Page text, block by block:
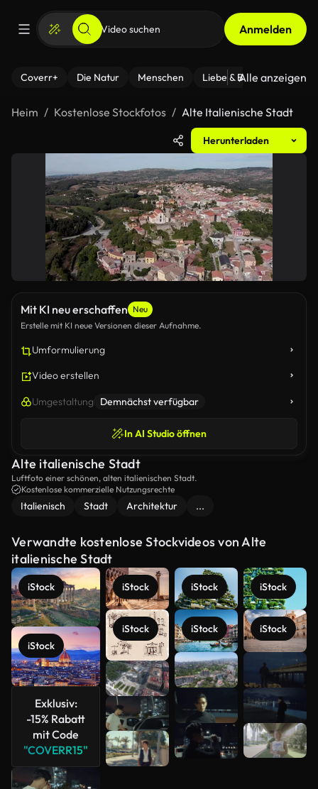
Anmelden
Coverr+ Die Natur Menschen Liebe & Beziehungen
Alle anzeigen
Heim Kostenlose Stockfotos Alte Italienische Stadt
Herunterladen
Mit KI neu erschaffen Neu
Erstelle mit KI neue Versionen dieser Aufnahme.
Umformulierung
Video erstellen
Umgestaltung Demnächst verfügbar
In AI Studio öffnen
Alte italienische Stadt
Luftfoto einer schönen, alten italienischen Stadt.
Kostenlose kommerzielle Nutzungsrechte
Italienisch Stadt Architektur ...
Verwandte kostenlose Stockvideos von Alte
italienische Stadt
iStock
iStock
Exklusiv:
-15% Rabatt
mit Code
"COVERR15"
iStock
iStock
iStock
iStock
iStock
iStock
Mehr
anzeigen